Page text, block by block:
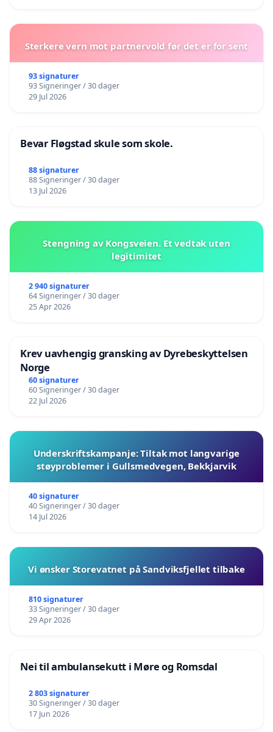
Sterkere vern mot partnervold før det er for sent
93 signaturer
93 Signeringer / 30 dager
29 Jul 2026
Bevar Fløgstad skule som skole.
88 signaturer
88 Signeringer / 30 dager
13 Jul 2026
Stengning av Kongsveien. Et vedtak uten
legitimitet
2 940 signaturer
64 Signeringer / 30 dager
25 Apr 2026
Krev uavhengig gransking av Dyrebeskyttelsen
Norge
60 signaturer
60 Signeringer / 30 dager
22 Jul 2026
Underskriftskampanje: Tiltak mot langvarige
støyproblemer i Gullsmedvegen, Bekkjarvik
40 signaturer
40 Signeringer / 30 dager
14 Jul 2026
Vi ønsker Storevatnet på Sandviksfjellet tilbake
810 signaturer
33 Signeringer / 30 dager
29 Apr 2026
Nei til ambulansekutt i Møre og Romsdal
2 803 signaturer
30 Signeringer / 30 dager
17 Jun 2026